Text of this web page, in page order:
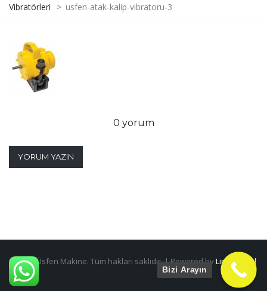
Vibratörleri
> usfen-atak-kalip-vibratoru-3
0 yorum
YORUM YAZIN
@2026 Üsfen Makine. Tüm hakları saklıdır. | Powered byLime Digital
Bizi Arayın